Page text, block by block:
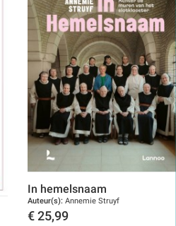
In hemelsnaam
Auteur(s): Annemie Struyf
€ 25,99